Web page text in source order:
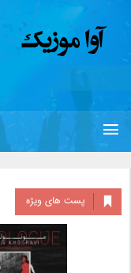
پست های ویژه